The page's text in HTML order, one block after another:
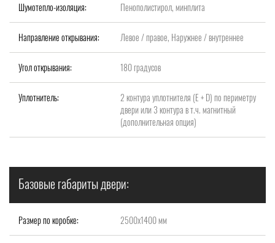
Шумотепло-изоляция: Пенополистирол, минплита
Направление открывания: Левое / правое, Наружнее / внутреннее
Угол открывания: 180 градусов
Уплотнитель:
2 контура уплотнителя (Е + D) по периметру
двери или 3 контура в т.ч. магнитный
(дополнительная опция)
Базовые габариты двери:
Размер по коробке: 2500х1400 мм